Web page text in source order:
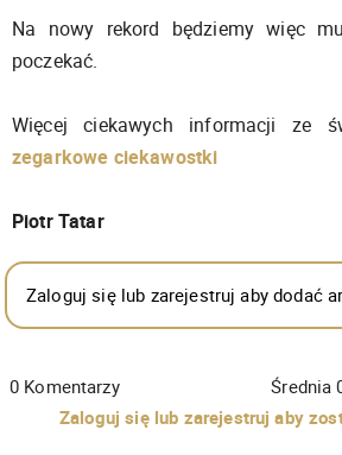
Na nowy rekord będziemy więc
poczekać.
Więcej ciekawych informacji ze
zegarkowe ciekawostki
Piotr Tatar
Zaloguj się lub zarejestruj aby dodać
0 Komentarzy Średnia
Zaloguj się lub zarejestruj aby